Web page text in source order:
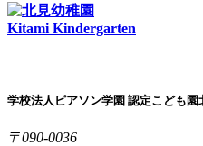
Kitami Kindergarten
学校法人ピアソン学園 認定こども園
〒090-0036